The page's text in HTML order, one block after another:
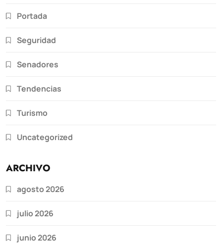
Portada
Seguridad
Senadores
Tendencias
Turismo
Uncategorized
ARCHIVO
agosto 2026
julio 2026
junio 2026